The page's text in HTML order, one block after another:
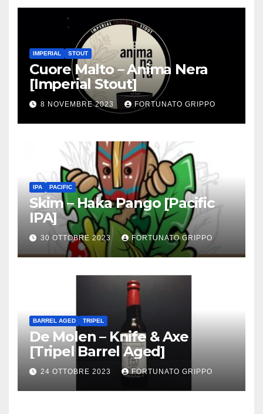
IMPERIAL STOUT
Cuore Malto – Anima Nera
[Imperial Stout]
8 NOVEMBRE 2023 FORTUNATO GRIPPO
IPA PACIFIC
Skim – Haka Pango [Pacific
IPA]
30 OTTOBRE 2023 FORTUNATO GRIPPO
BARREL AGED TRIPEL
De Molen – Knife & Axe
[Tripel Barrel Aged]
24 OTTOBRE 2023 FORTUNATO GRIPPO